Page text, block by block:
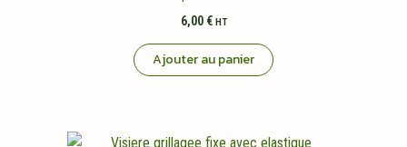
6,00 € HT
Ajouter au panier